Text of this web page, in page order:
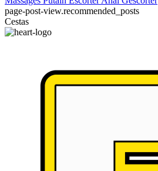
page-post-view.recommended_posts
Cestas